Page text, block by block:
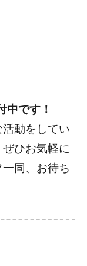
中です！
活動をしてい
ひお気軽に
同、お待ち